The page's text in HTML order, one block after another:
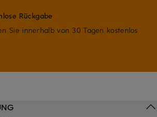
Rückgabe
Sie innerhalb von 30 Tagen kostenlos